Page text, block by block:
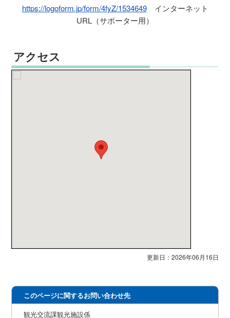
https://logoform.jp/form/4fyZ/1534649インターネット
URL（サポーター用）
アクセス
更新日：2026年06月16日
このページに関するお問い合わせ先
観光交流課観光施設係